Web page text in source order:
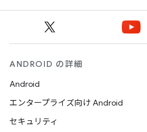
ANDROID の詳細
Android
エンタープライズ向け Android
セキュリティ